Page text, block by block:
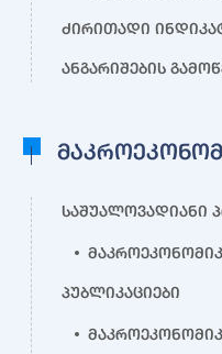
ძირითადი
ანგარიშების
საშუალოვადიანი
პუბლიკაციები